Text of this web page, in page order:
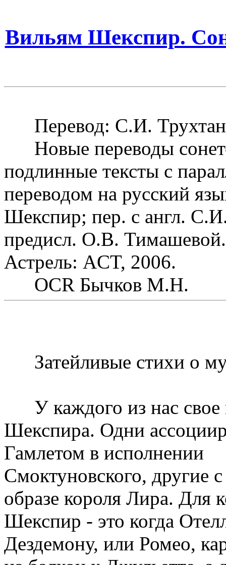
Вильям Шекспир.
Перевод: С.И.
Новые переводы
подлинные тексты с
переводом на русский
Шекспир; пер. с англ.
предисл. О.B.
Астрель: ACT, 2006.
OCR Бычков М.Н.
Затейливые стихи о
У каждого из нас свое
Шекспира. Одни
Гамлетом в исполнении
Смоктуновского, другие
образе короля Лира. Для
Шекспир - это когда
Дездемону, или Ромео,